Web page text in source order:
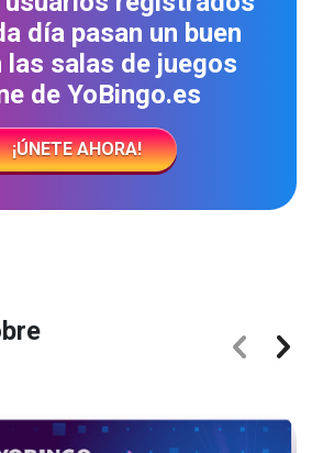
día pasan un buen
las salas de juegos
de YoBingo.es
¡ÚNETE AHORA!